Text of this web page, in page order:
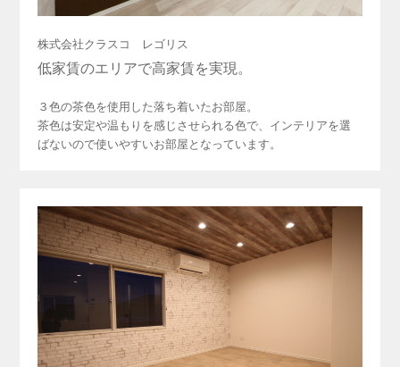
株式会社クラスコ レゴリス
低家賃のエリアで高家賃を実現。
３色の茶色を使用した落ち着いたお部屋。
茶色は安定や温もりを感じさせられる色で、インテリアを選
ばないので使いやすいお部屋となっています。